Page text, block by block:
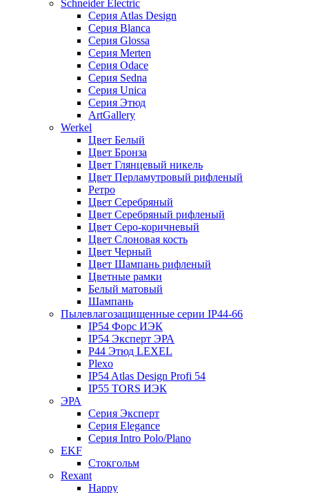
Schneider Electric
Серия Atlas Design
Серия Blanca
Серия Glossa
Серия Merten
Серия Odace
Серия Sedna
Серия Unica
Серия Этюд
ArtGallery
Werkel
Цвет Белый
Цвет Бронза
Цвет Глянцевый никель
Цвет Перламутровый рифленый
Ретро
Цвет Серебряный
Цвет Серебряный рифленый
Цвет Серо-коричневый
Цвет Слоновая кость
Цвет Черный
Цвет Шампань рифленый
Цветные рамки
Белый матовый
Шампань
Пылевлагозащищенные серии IP44-66
IP54 Форс ИЭК
IP54 Эксперт ЭРА
P44 Этюд LEXEL
Plexo
IP54 Atlas Design Profi 54
IP55 TORS ИЭК
ЭРА
Серия Эксперт
Серия Elegance
Серия Intro Polo/Plano
EKF
Стокгольм
Rexant
Happy